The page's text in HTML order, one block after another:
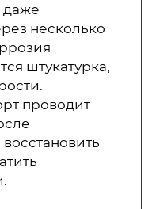
даже
несколько
штукатурка,
проводит